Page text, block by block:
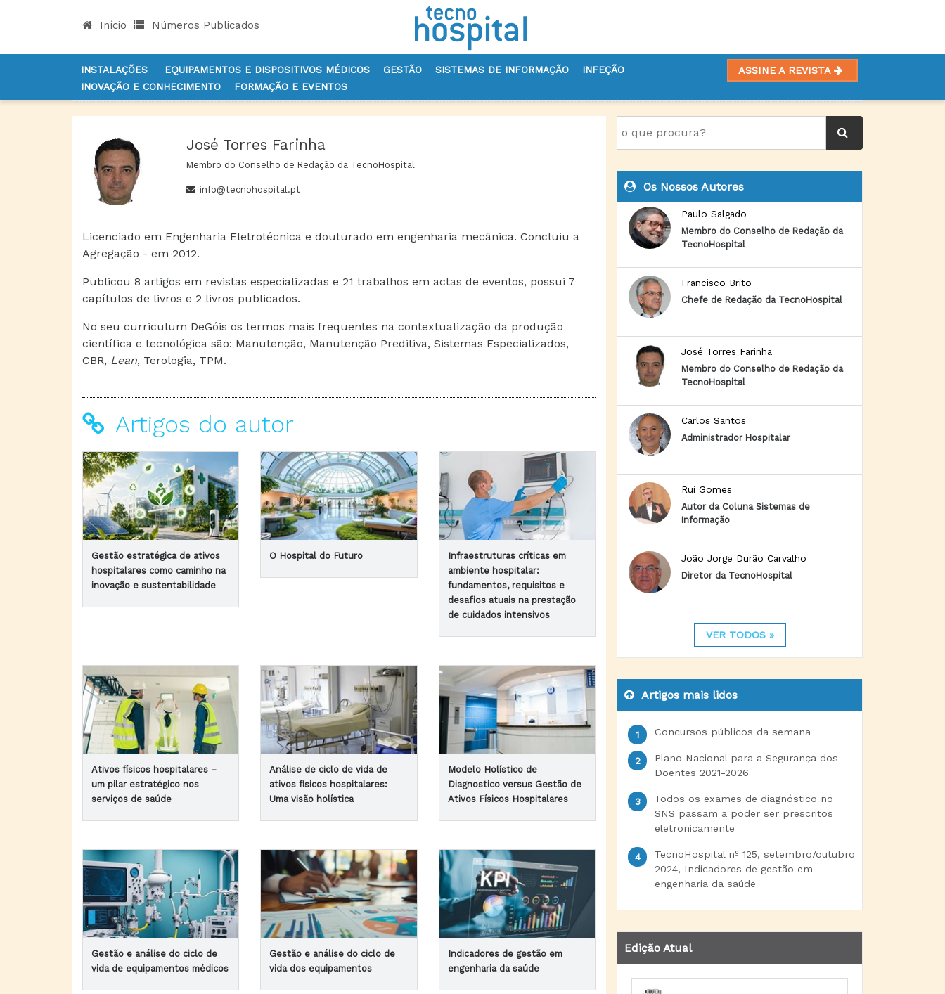
Início Números Publicados
INSTALAÇÕES EQUIPAMENTOS E DISPOSITIVOS MÉDICOS GESTÃO SISTEMAS DE INFORMAÇÃO
INFEÇÃO
INOVAÇÃO E CONHECIMENTO
FORMAÇÃO E EVENTOS
ASSINE A REVISTA
INÍCIO AUTORES JOSÉ TORRES FARINHA
José Torres Farinha
Membro do Conselho de Redação da TecnoHospital
info@tecnohospital.pt
Licenciado em Engenharia Eletrotécnica e douturado em engenharia mecânica. Concluiu a
Agregação - em 2012.
Publicou 8 artigos em revistas especializadas e 21 trabalhos em actas de eventos, possui 7
capítulos de livros e 2 livros publicados.
No seu curriculum DeGóis os termos mais frequentes na contextualização da produção
científica e tecnológica são: Manutenção, Manutenção Preditiva, Sistemas Especializados,
CBR, Lean, Terologia, TPM.
Artigos do autor
Gestão estratégica de ativos
hospitalares como caminho na
inovação e sustentabilidade
O Hospital do Futuro
Infraestruturas críticas em
ambiente hospitalar:
fundamentos, requisitos e
desafios atuais na prestação
de cuidados intensivos
Ativos físicos hospitalares –
um pilar estratégico nos
serviços de saúde
Análise de ciclo de vida de
ativos físicos hospitalares:
Uma visão holística
Modelo Holístico de
Diagnostico versus Gestão de
Ativos Físicos Hospitalares
Gestão e análise do ciclo de
vida de equipamentos médicos
Gestão e análise do ciclo de
vida dos equipamentos
Indicadores de gestão em
engenharia da saúde
Os Nossos Autores
Paulo Salgado
Membro do Conselho de Redação da
TecnoHospital
Francisco Brito
Chefe de Redação da TecnoHospital
José Torres Farinha
Membro do Conselho de Redação da
TecnoHospital
Carlos Santos
Administrador Hospitalar
Rui Gomes
Autor da Coluna Sistemas de
Informação
João Jorge Durão Carvalho
Diretor da TecnoHospital
VER TODOS »
Artigos mais lidos
Concursos públicos da semana
Plano Nacional para a Segurança dos
Doentes 2021-2026
Todos os exames de diagnóstico no
SNS passam a poder ser prescritos
eletronicamente
TecnoHospital nº 125, setembro/outubro
2024, Indicadores de gestão em
engenharia da saúde
Edição Atual